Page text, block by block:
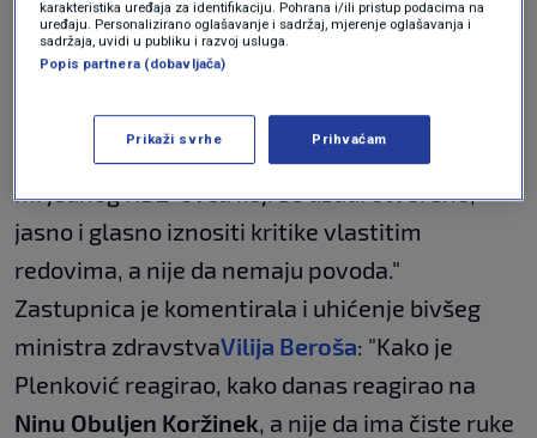
sam kritizirala nekoga tko je, manje više, na
istom području političkog spektra. Kritizirala
sam jednu situaciju i zato sam dobila udarac
natrag i preživjela ga, nastavila dalje. Navedite
mi jednog HDZ-ovca koji se usudi otvoreno,
jasno i glasno iznositi kritike vlastitim
redovima, a nije da nemaju povoda."
Zastupnica je komentirala i uhićenje bivšeg
ministra zdravstvaVilija Beroša: "Kako je
Plenković reagirao, kako danas reagirao na
Ninu Obuljen Koržinek, a nije da ima čiste ruke
karakteristika uređaja za identifikaciju. Pohrana i/ili pristup podacima na
uređaju. Personalizirano oglašavanje i sadržaj, mjerenje oglašavanja i
sadržaja, uvidi u publiku i razvoj usluga.
Popis partnera (dobavljača)
Prikaži svrhe Prihvaćam